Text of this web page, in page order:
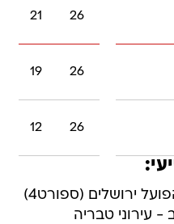
26
21
26
19
26
12
- עירוני טבריה